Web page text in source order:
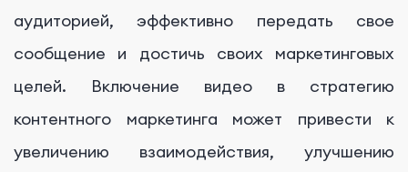
аудиторией, эффективно передать свое
сообщение и достичь своих маркетинговых
целей. Включение видео в стратегию
контентного маркетинга может привести к
увеличению взаимодействия, улучшению